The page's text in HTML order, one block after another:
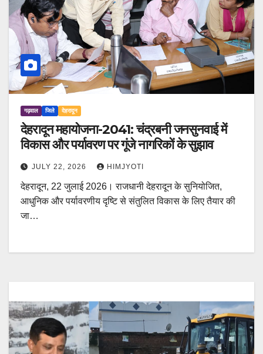
गढ़वाल जिले देहरादून
देहरादून महायोजना-2041: चंद्रबनी जनसुनवाई में
विकास और पर्यावरण पर गूंजे नागरिकों के सुझाव
JULY 22, 2026 HIMJYOTI
देहरादून, 22 जुलाई 2026। राजधानी देहरादून के सुनियोजित,
आधुनिक और पर्यावरणीय दृष्टि से संतुलित विकास के लिए तैयार की
जा…